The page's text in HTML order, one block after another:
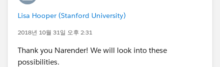
You can also try following solutions:
id=000232553&type=1
Lisa Hooper (Stanford University)
2018년 10월 31일 오후 2:31
Thank you Narender! We will look into these
possibilities.